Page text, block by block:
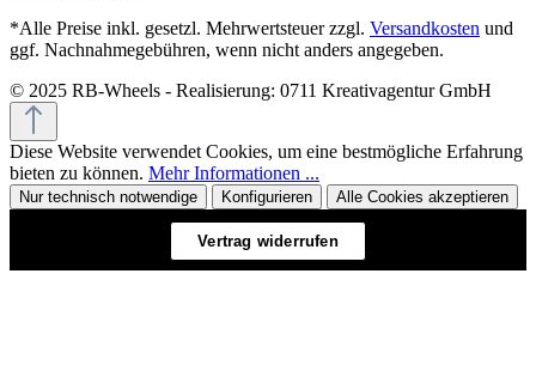
*Alle Preise inkl. gesetzl. Mehrwertsteuer zzgl. Versandkosten und
ggf. Nachnahmegebühren, wenn nicht anders angegeben.
© 2025 RB-Wheels - Realisierung: 0711 Kreativagentur GmbH
Diese Website verwendet Cookies, um eine bestmögliche Erfahrung
bieten zu können. Mehr Informationen ...
Nur technisch notwendige Konfigurieren Alle Cookies akzeptieren
Vertrag widerrufen